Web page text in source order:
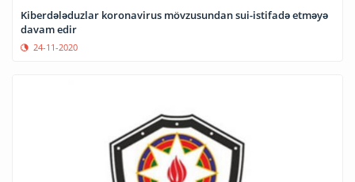
Kiberdələduzlar koronavirus mövzusundan sui-istifadə etməyə
davam edir
24-11-2020